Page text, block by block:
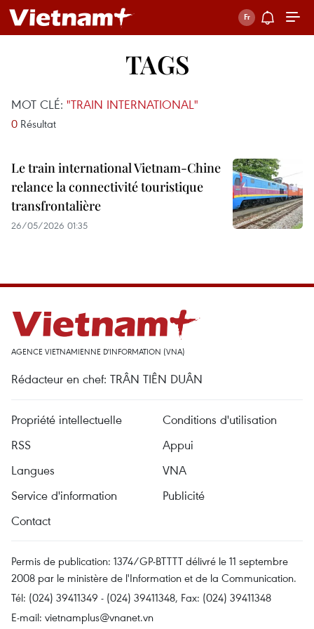
TAGS
MOT CLÉ: "TRAIN INTERNATIONAL"
0 Résultat
Le train international Vietnam-Chine
relance la connectivité touristique
transfrontalière
26/05/2026 01:35
AGENCE VIETNAMIENNE D'INFORMATION (VNA)
Rédacteur en chef: TRÂN TIÊN DUÂN
Propriété intellectuelle
Conditions d'utilisation
RSS
Appui
Langues
VNA
Service d'information
Publicité
Contact
Permis de publication: 1374/GP-BTTTT délivré le 11 septembre
2008 par le ministère de l'Information et de la Communication.
Tél: (024) 39411349 - (024) 39411348, Fax: (024) 39411348
E-mail: vietnamplus@vnanet.vn